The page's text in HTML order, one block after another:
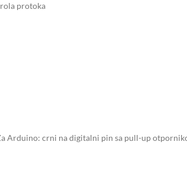
protoka
Arduino: crni na digitalni pin sa pull-up